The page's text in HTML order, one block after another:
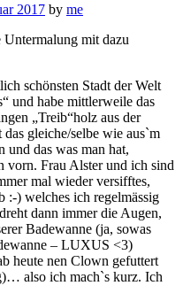
2017 by me
mit dazu
schönsten Stadt der Welt
und habe mittlerweile das
„Treib“holz aus der
gleiche/selbe wie aus`m
und das was man hat,
vorn. Frau Alster und ich sind
mal wieder versifftes,
:-) welches ich regelmässig
dann immer die Augen,
Badewanne (ja, sowas
– LUXUS <3)
heute nen Clown gefuttert
also ich mach`s kurz. Ich